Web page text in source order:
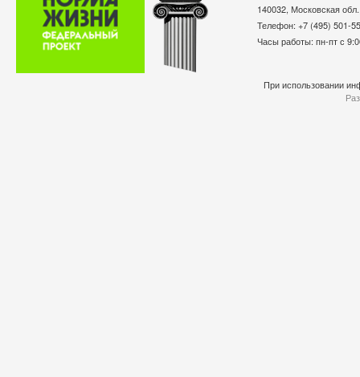
140032, Московская
Телефон: +7 (495)
Часы работы: пн-пт с
При использовании